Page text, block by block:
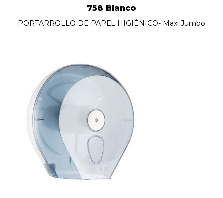
758 Blanco
PORTARROLLO DE PAPEL HIGIÉNICO- Maxi Jumbo